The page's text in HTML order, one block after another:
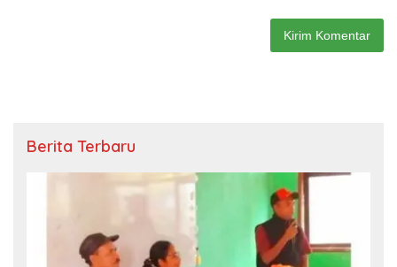
Berita Terbaru